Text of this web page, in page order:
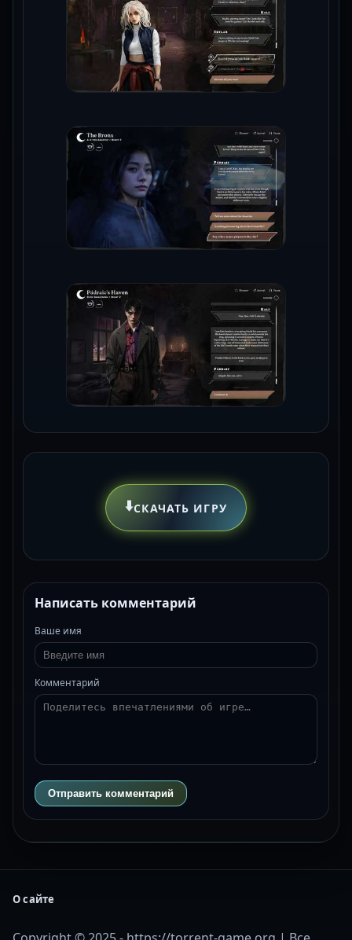
⬇️СКАЧАТЬ ИГРУ
Написать комментарий
Ваше имя
Комментарий
Отправить комментарий
О сайте